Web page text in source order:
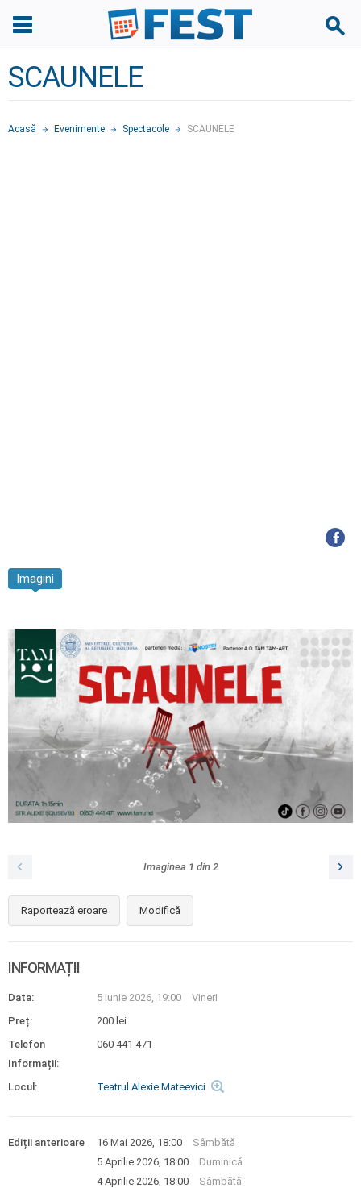
SCAUNELE
Acasă Evenimente Spectacole SCAUNELE
Imagini
Imaginea 1 din 2
Raportează eroare Modifică
INFORMAȚII
Data: 5 Iunie 2026, 19:00
Vineri
Preț:
200 lei
Telefon
Informații:
060 441 471
Locul: Teatrul Alexie Mateevici
Ediții anterioare 16 Mai 2026, 18:00
Sâmbătă
5 Aprilie 2026, 18:00
Duminică
4 Aprilie 2026, 18:00
Sâmbătă